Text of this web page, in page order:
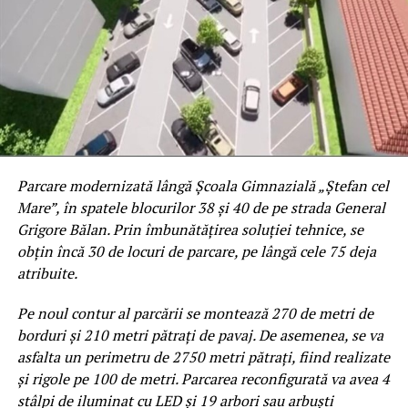
vizează printre altele pierderea PJ -lui respectiv
comasarea școlilor sub 500 de elevi, vizată fiind și școala
noastră, dorim să vă facem o prezentare a activității
noastre de a lungul timpului, menită a motiva susținerea
identității, câștigată prin trudă în decurs de 80 de ani,
respectiv a P.J. ului școlii noastre.
Liceul silvic Transilvania, singurul ,,brand educațional
verde,, din Regiunea de dezvoltare de Nord-Vest,
împlinește în curând 80 de ani
Istorie și tradiție
Şcoala noastră s-a înfiinţat în anul 1946, cu denumirea
silvic din Regiunea de dezvoltare de Nord-Vest și în
perspectiva regionalizării va căpăta mai multă forță. In
profilul silvic, școala noastră are în portofoliu două
calificări: pădurar și tehnician în silvicultură și
Parcare modernizată lângă Școala Gimnazială „Ștefan cel
Mare”, în spatele blocurilor 38 și 40 de pe strada General
Grigore Bălan. Prin îmbunătățirea soluției tehnice, se
obțin încă 30 de locuri de parcare, pe lângă cele 75 deja
atribuite.
Pe noul contur al parcării se montează 270 de metri de
borduri și 210 metri pătrați de pavaj. De asemenea, se va
asfalta un perimetru de 2750 metri pătrați, fiind realizate
și rigole pe 100 de metri. Parcarea reconfigurată va avea 4
stâlpi de iluminat cu LED și 19 arbori sau arbuști